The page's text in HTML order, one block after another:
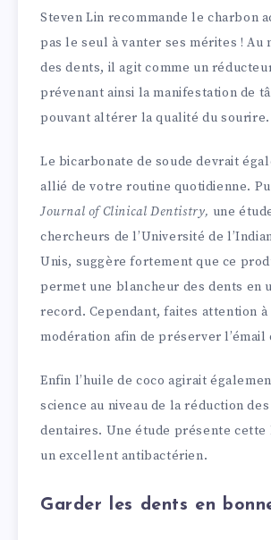
Steven Lin recommande le charbon
pas le seul à vanter ses mérites ! Au
des dents, il agit comme un
prévenant ainsi la manifestation de
pouvant altérer la qualité du sourire.
Le bicarbonate de soude devrait
allié de votre routine quotidienne.
Journal of Clinical Dentistry, une
chercheurs de l’Université de
Unis, suggère fortement que ce
permet une blancheur des dents en
record. Cependant, faites attention à
modération afin de préserver l’émail
Enfin l’huile de coco agirait
science au niveau de la réduction
dentaires. Une étude présente cette
un excellent antibactérien.
Garder les dents en